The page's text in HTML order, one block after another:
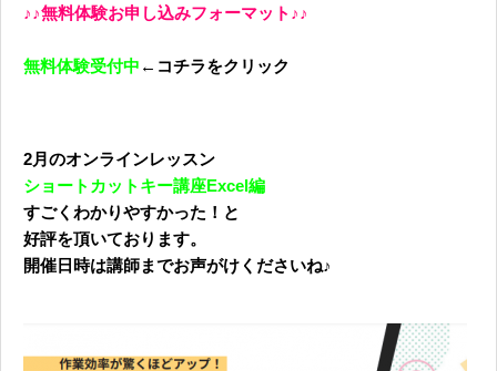
♪♪無料体験お申し込みフォーマット♪♪
無料体験受付中 ←コチラをクリック
2月のオンラインレッスン
ショートカットキー講座Excel編
すごくわかりやすかった！と
好評を頂いております。
開催日時は講師までお声がけくださいね♪